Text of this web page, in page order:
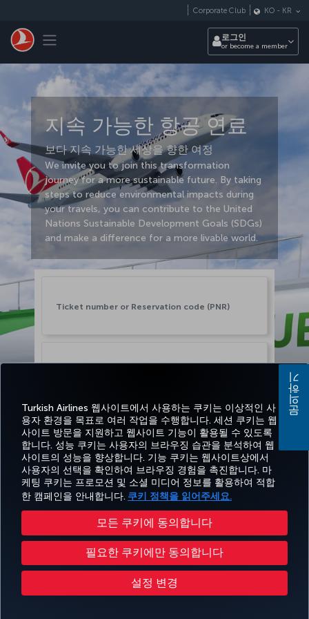
Turkish Airlines 웹사이트에서 사용하는 쿠키는 이상적인 사
용자 환경을 목표로 여러 작업을 수행합니다. 세션 쿠키는 웹
사이트 방문을 지원하고 웹사이트 기능이 활용될 수 있도록
합니다. 성능 쿠키는 사용자의 브라우징 습관을 분석하여 웹
사이트의 성능을 향상합니다. 기능 쿠키는 웹사이트상에서
사용자의 선택을 확인하여 브라우징 경험을 촉진합니다. 마
케팅 쿠키는 프로모션 및 소셜 미디어 정보를 활용하여 적합
한 캠페인을 안내합니다. 쿠키 정책을 읽어주세요.
모든 쿠키에 동의합니다
필요한 쿠키에만 동의합니다
설정 변경
Toggle navigation
Corporate Club KO - KR
로그인
or become a member
지속 가능한 항공 연료
보다 지속 가능한 세상을 향한 여정
We invite you to join this transformation
journey for a more sustainable future. By taking
steps to reduce environmental impacts during
your travels, you can contribute to the United
Nations Sustainable Development Goals (SDGs)
and make a difference for a more livable world.
계속
문의하기